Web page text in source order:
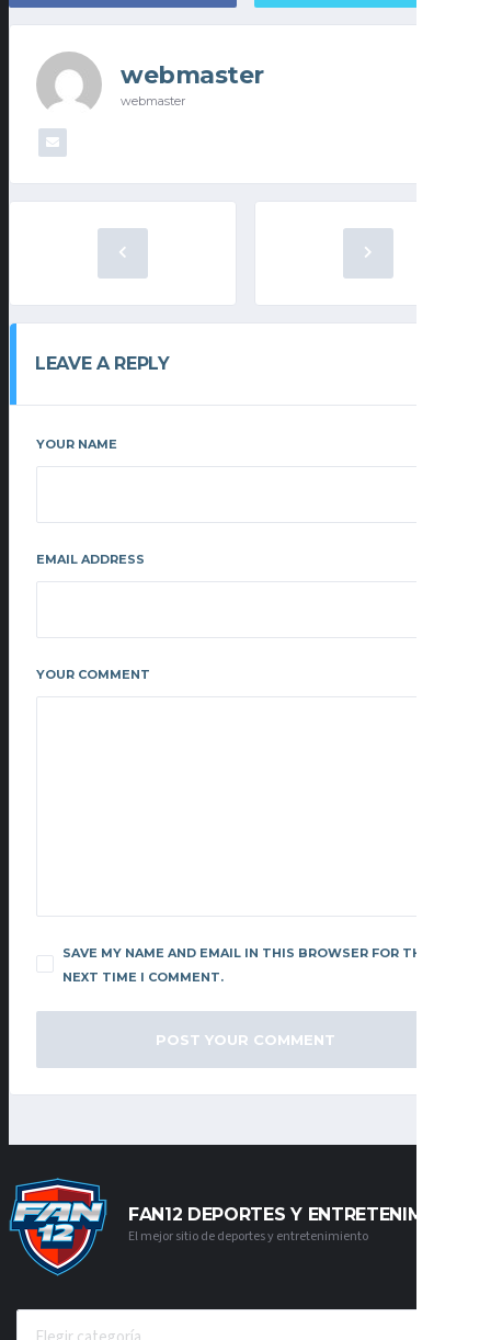
webmaster
webmaster
LEAVE A REPLY
YOUR NAME
EMAIL ADDRESS
YOUR COMMENT
SAVE MY NAME AND EMAIL IN THIS BROWSER FOR THE
NEXT TIME I COMMENT.
FAN12 DEPORTES Y ENTRETENIMIENTO
El mejor sitio de deportes y entretenimiento